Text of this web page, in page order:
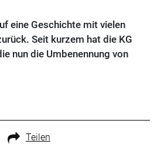
eine Geschichte mit vielen
Seit kurzem hat die KG
nun die Umbenennung von
Teilen